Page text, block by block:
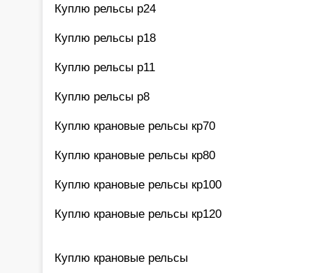
Куплю рельсы р24
Куплю рельсы р18
Куплю рельсы р11
Куплю рельсы р8
Куплю крановые рельсы кр70
Куплю крановые рельсы кр80
Куплю крановые рельсы кр100
Куплю крановые рельсы кр120
Куплю крановые рельсы